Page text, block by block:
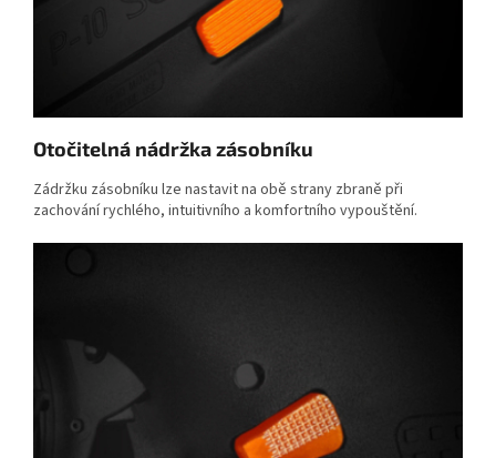
Otočitelná nádržka zásobníku
Zádržku zásobníku lze nastavit na obě strany zbraně při
zachování rychlého, intuitivního a komfortního vypouštění.